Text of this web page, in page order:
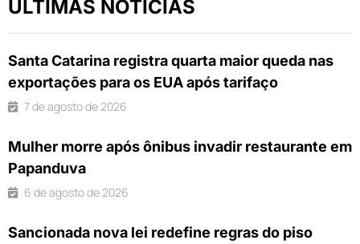
ÚLTIMAS NOTÍCIAS
Santa Catarina registra quarta maior queda nas
exportações para os EUA após tarifaço
7 de agosto de 2026
Mulher morre após ônibus invadir restaurante em
Papanduva
6 de agosto de 2026
Sancionada nova lei redefine regras do piso